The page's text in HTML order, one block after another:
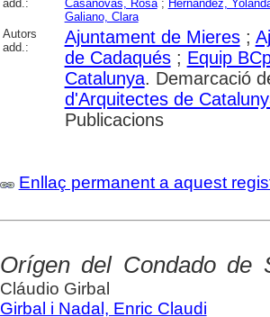
add.:
Casanovas, Rosa; Hernández,
Galiano, Clara
Autors
add.:
Ajuntament de Mieres;
de Cadaqués; Equip
Catalunya. Demarcació
d'Arquitectes de
Publicacions
Enllaç permanent a aquest
Orígen del Condado de
Cláudio Girbal
Girbal i Nadal, Enric Claudi